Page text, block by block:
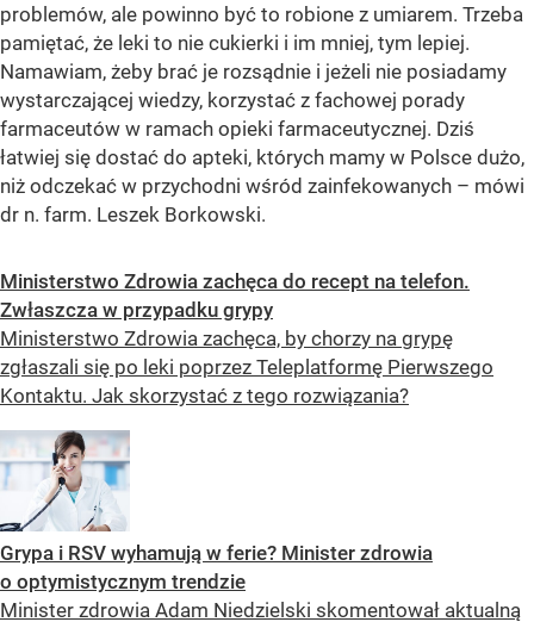
problemów, ale powinno być to robione z umiarem. Trzeba
pamiętać, że leki to nie cukierki i im mniej, tym lepiej.
Namawiam, żeby brać je rozsądnie i jeżeli nie posiadamy
wystarczającej wiedzy, korzystać z fachowej porady
farmaceutów w ramach opieki farmaceutycznej. Dziś
łatwiej się dostać do apteki, których mamy w Polsce dużo,
niż odczekać w przychodni wśród zainfekowanych – mówi
dr n. farm. Leszek Borkowski.
Ministerstwo Zdrowia zachęca do recept na telefon.
Zwłaszcza w przypadku grypy
Ministerstwo Zdrowia zachęca, by chorzy na grypę
zgłaszali się po leki poprzez Teleplatformę Pierwszego
Kontaktu. Jak skorzystać z tego rozwiązania?
Grypa i RSV wyhamują w ferie? Minister zdrowia
o optymistycznym trendzie
Minister zdrowia Adam Niedzielski skomentował aktualną